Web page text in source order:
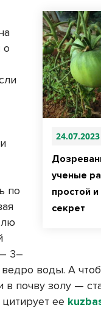
24.07.2023
ученые
простой
секрет
о
по
3–
воды. А
почву золу —
ее